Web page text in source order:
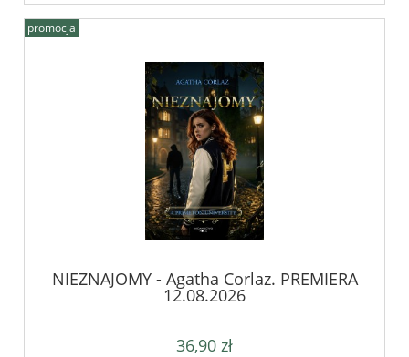
NIEZNAJOMY - Agatha Corlaz. PREMIERA
12.08.2026
36,90 zł
promocja